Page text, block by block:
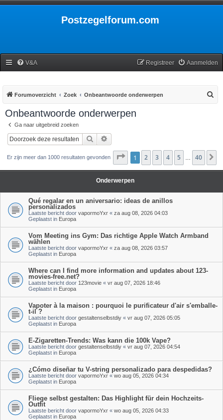
Postzegelforum.com
V&A Aanmelden
Registreer
Forumoverzicht Zoek Onbeantwoorde onderwerpen
Onbeantwoorde onderwerpen
Ga naar uitgebreid zoeken
Zoek
Er zijn meer dan 1000 resultaten gevonden Pagina1 van 40
1 2 3 4 5 40
Onderwerpen
Qué regalar en un aniversario: ideas de anillos
personalizados
Laatste bericht door vapormoYxr « za aug 08, 2026 04:03
Geplaatst in Europa
Vom Meeting ins Gym: Das richtige Apple Watch Armband
wählen
Laatste bericht door vapormoYxr « za aug 08, 2026 03:57
Geplaatst in Europa
Where can I find more information and updates about 123-
movies-free.net?
Laatste bericht door 123movie « vr aug 07, 2026 18:46
Geplaatst in Europa
Vapoter à la maison : pourquoi le purificateur d'air s'emballe-
t-il ?
Laatste bericht door gestaltenselbstdiy « vr aug 07, 2026 05:05
Geplaatst in Europa
E-Zigaretten-Trends: Was kann die 100k Vape?
Laatste bericht door gestaltenselbstdiy « vr aug 07, 2026 04:54
Geplaatst in Europa
¿Cómo diseñar tu V-string personalizado para despedidas?
Laatste bericht door vapormoYxr « wo aug 05, 2026 04:34
Geplaatst in Europa
Fliege selbst gestalten: Das Highlight für dein Hochzeits-
Outfit
Laatste bericht door vapormoYxr « wo aug 05, 2026 04:33
Geplaatst in Europa